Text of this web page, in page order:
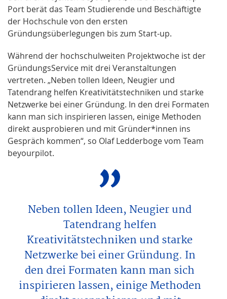
Port berät das Team Studierende und Beschäftigte
der Hochschule von den ersten
Gründungsüberlegungen bis zum Start-up.
Während der hochschulweiten Projektwoche ist der
GründungsService mit drei Veranstaltungen
vertreten. „Neben tollen Ideen, Neugier und
Tatendrang helfen Kreativitätstechniken und starke
Netzwerke bei einer Gründung. In den drei Formaten
kann man sich inspirieren lassen, einige Methoden
direkt ausprobieren und mit Gründer*innen ins
Gespräch kommen“, so Olaf Ledderboge vom Team
beyourpilot.
Neben tollen Ideen, Neugier und
Tatendrang helfen
Kreativitätstechniken und starke
Netzwerke bei einer Gründung. In
den drei Formaten kann man sich
inspirieren lassen, einige Methoden